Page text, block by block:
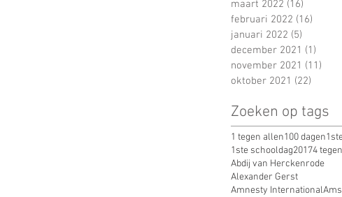
maart 2022 (16)
februari 2022 (16)
januari 2022 (5)
december 2021 (1)
november 2021 (11)
oktober 2021 (22)
Zoeken op tags
1 tegen allen100 dagen
1ste schooldag20174
Abdij van Herckenrode
Alexander Gerst
Amnesty International